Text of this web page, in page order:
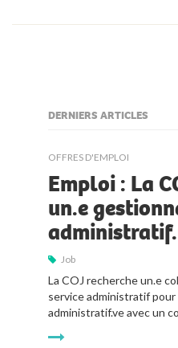
DERNIERS ARTICLES
OFFRES D'EMPLOI
Emploi : La
un.e
Job
La COJ recherche un.e
service administratif
administratif.ve avec un